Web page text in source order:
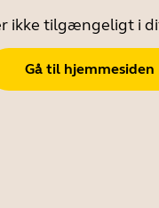
ikke tilgængeligt i
Gå til hjemmesiden